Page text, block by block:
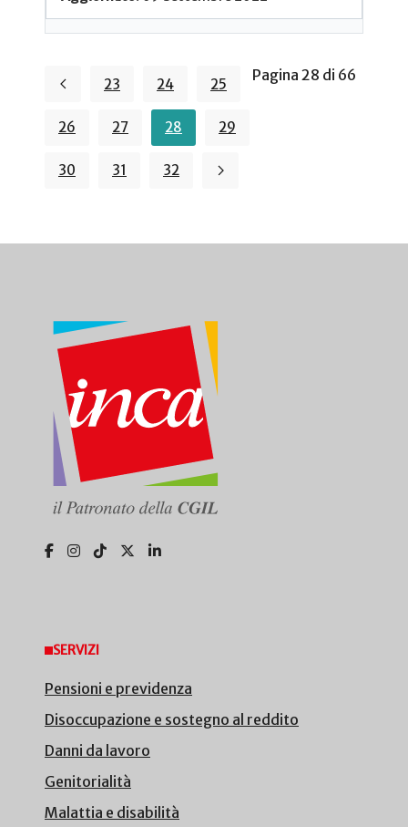
Pagina 28 di 66
23 24 25
26 27 28 29
30 31 32
SERVIZI
Pensioni e previdenza
Disoccupazione e sostegno al reddito
Danni da lavoro
Genitorialità
Malattia e disabilità